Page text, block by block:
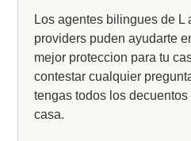
Los agentes bilingues de L
providers puden ayudarte
mejor proteccion para tu
contestar cualquier
tengas todos los
casa.